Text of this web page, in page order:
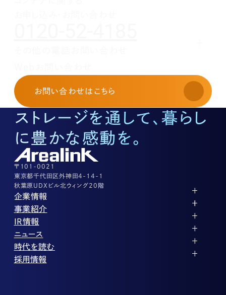
お申し込み・お問い合わせ
03-3526-8568
土地活用に関するお問い合わせ
03-3526-8574
底地に関するお問い合わせ
03-3526-8572
株式に関するお問い合わせ
03-3526-8556
その他上記に当てはまらない案件等
03-3526-8556
お問い合わせ はこちら
ストレージを通して、暮らし
に豊かな感動を。
〒101-0021
東京都千代田区外神田4-14-1
秋葉原UDXビル北ウィング20階
企業情報
代表メッセージ
企業理念
会社概要
役員紹介
沿革
コーポレートガバナンス
事業紹介
ストレージ事業
パートナー制度
ストレージライフ
土地権利整備事業
オフィス事業
アセット事業
IR情報
IRカレンダー
中期経営計画
事業等のリスク
ニュース
PR
IR
時代を読む
投稿一覧
採用情報